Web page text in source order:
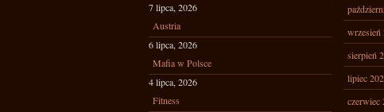
7 lipca, 2026
Austria
6 lipca, 2026
Mafia w Polsce
4 lipca, 2026
Fitness
wrzesień
sierpień
lipiec
czerwiec